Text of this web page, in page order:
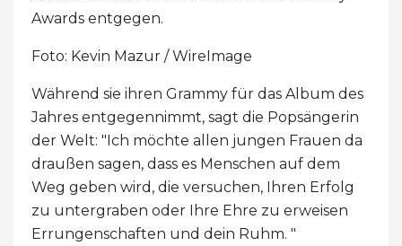
Awards entgegen.
Foto: Kevin Mazur / WireImage
Während sie ihren Grammy für das Album des
Jahres entgegennimmt, sagt die Popsängerin
der Welt: "Ich möchte allen jungen Frauen da
draußen sagen, dass es Menschen auf dem
Weg geben wird, die versuchen, Ihren Erfolg
zu untergraben oder Ihre Ehre zu erweisen
Errungenschaften und dein Ruhm. "